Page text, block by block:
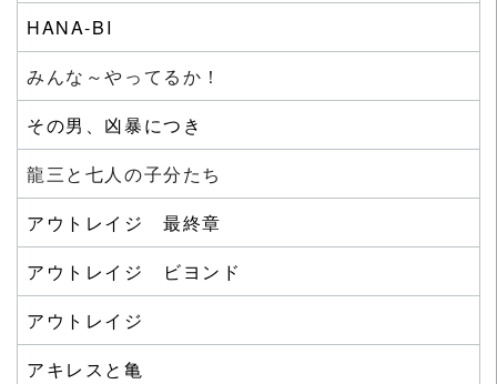
HANA-BI
みんな～やってるか！
その男、凶暴につき
龍三と七人の子分たち
アウトレイジ 最終章
アウトレイジ ビヨンド
アウトレイジ
アキレスと亀